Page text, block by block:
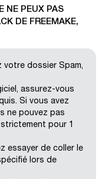
NE PEUX PAS
DE FREEMAKE,
votre dossier Spam,
assurez-vous
Si vous avez
ne pouvez pas
pour 1
essayer de coller le
lors de